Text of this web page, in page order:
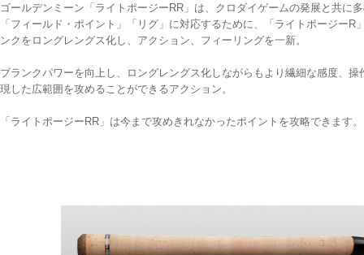
ゴールデンミーン「ライトポージーRR」は、クロダイゲームの発展と共に
「フィールド・ポイント」「リグ」に対応するために、「ライトポージーR
ンクをロングレングス化し、アクション、フィーリングを一新。
ブランクパワーを向上し、ロングレングス化しながらもより繊細な感度、操
現した広範囲を攻めることができるアクション。
「ライトポージーRR」は今まで攻めきれなかったポイントを攻略できます。